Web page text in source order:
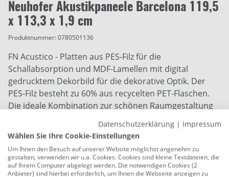
Neuhofer Akustikpaneele Barcelona 119,5
x 113,3 x 1,9 cm
Produktnummer:0780501136
FN Acustico - Platten aus PES-Filz für die
Schallabsorption und MDF-Lamellen mit digital
gedrucktem Dekorbild für die dekorative Optik. Der
PES-Filz besteht zu 60% aus recycelten PET-Flaschen.
Die ideale Kombination zur schönen Raumgestaltung
zur Wandverkleidung und Deckenverkleidung
Montageart: kleben, schrauben
Maße: 113,3 x 119,5 cm (B x H)
Datenschutzerklärung | Impressum
Wählen Sie Ihre Cookie-Einstellungen
Um Ihnen den Besuch auf unserer Website möglichst angenehm zu
gestalten, verwenden wir u.a. Cookies. Cookies sind kleine Textdateien, die
auf Ihrem Computer abgelegt werden. Die notwendigen Cookies (2
Anbieter) sind hierbei erforderlich, um Ihnen die Webseite anzeigen zu